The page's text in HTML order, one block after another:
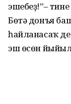
эшебеҙ!”–
Бөтә донъя
һайланасаҡ
эш өсөн